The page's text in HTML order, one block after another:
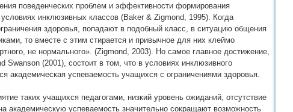
поведенческих проблем и эффективности формирования
инклюзивных классов (Baker & Zigmond, 1995). Когда
здоровья, попадают в подобный класс, в ситуацию общения
то вместе с этим стирается и привычное для них клеймо
не нормального». (Zigmond, 2003). Но самое главное достижение,
Swanson (2001), состоит в том, что в условиях инклюзивного
академическая успеваемость учащихся с ограничениями здоровья.
таких учащихся педагогами, низкий уровень ожиданий, отсутствие
академическую успеваемость значительно сокращают возможность